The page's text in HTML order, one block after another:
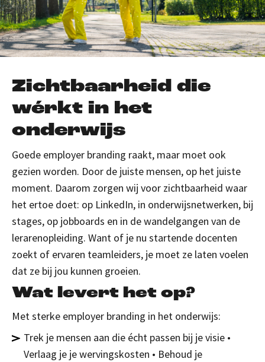
Zichtbaarheid die
wérkt in het
onderwijs
Goede employer branding raakt, maar moet ook
gezien worden. Door de juiste mensen, op het juiste
moment. Daarom zorgen wij voor zichtbaarheid waar
het ertoe doet: op LinkedIn, in onderwijsnetwerken, bij
stages, op jobboards en in de wandelgangen van de
lerarenopleiding. Want of je nu startende docenten
zoekt of ervaren teamleiders, je moet ze laten voelen
dat ze bij jou kunnen groeien.
Wat levert het op?
Met sterke employer branding in het onderwijs:
Trek je mensen aan die écht passen bij je visie •
Verlaag je je wervingskosten • Behoud je